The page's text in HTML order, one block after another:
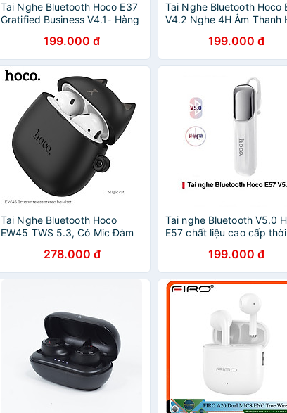
Tai Nghe Bluetooth Hoco E37
Gratified Business V4.1- Hàng
199.000 đ
Tai Nghe Bluetooth Hoco
V4.2 Nghe 4H Âm Thanh
199.000 đ
Tai Nghe Bluetooth Hoco
EW45 TWS 5.3, Có Mic Đàm
Case Tai Mèo Cute - Hàng
chính hãng
278.000 đ
Tai nghe Bluetooth V5.0
E57 chất liệu cao cấp thời
Hàng chính hãng
199.000 đ